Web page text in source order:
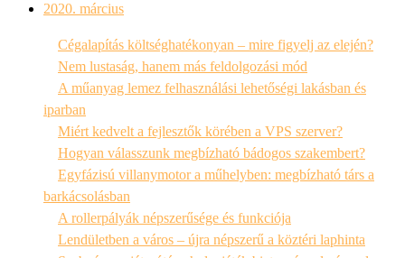
2020. március
Cégalapítás költséghatékonyan – mire figyelj az elején?
Nem lustaság, hanem más feldolgozási mód
A műanyag lemez felhasználási lehetőségi lakásban és
iparban
Miért kedvelt a fejlesztők körében a VPS szerver?
Hogyan válasszunk megbízható bádogos szakembert?
Egyfázisú villanymotor a műhelyben: megbízható társ a
barkácsolásban
A rollerpályák népszerűsége és funkciója
Lendületben a város – újra népszerű a köztéri laphinta